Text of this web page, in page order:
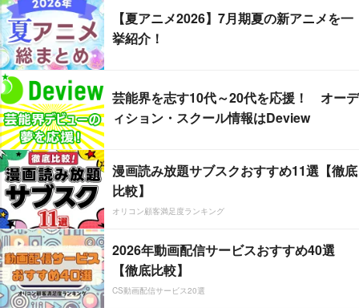
【夏アニメ2026】7月期夏の新アニメを一
挙紹介！
芸能界を志す10代～20代を応援！ オーデ
ィション・スクール情報はDeview
漫画読み放題サブスクおすすめ11選【徹底
比較】
オリコン顧客満足度ランキング
2026年動画配信サービスおすすめ40選
【徹底比較】
CS動画配信サービス20選